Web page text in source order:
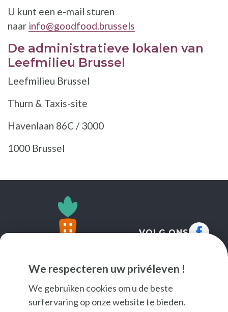
We respecteren uw privéleven !
We gebruiken cookies om u de beste
surfervaring op onze website te bieden.
U kunt een e-mail sturen
naar info@goodfood.brussels
De administratieve lokalen van
Leefmilieu Brussel
Leefmilieu Brussel
Thurn & Taxis-site
Havenlaan 86C / 3000
1000 Brussel
VOLG ONS